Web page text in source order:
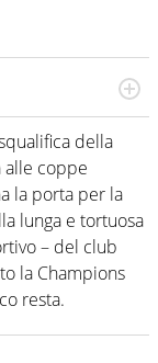
tutte le
modo di della
alle coppe
la porta per la
lunga e tortuosa
– del club
la Champions
resta.